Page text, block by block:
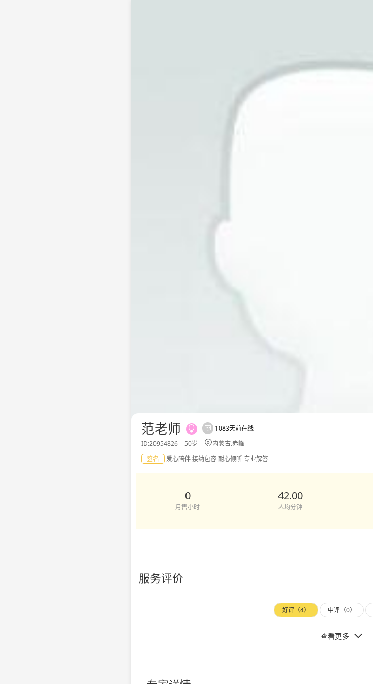
范老师  
1083天前在线
ID:20954826
50岁 内蒙古.赤峰
签名 爱心陪伴 接纳包容 耐心倾听 专业解答
0
月售小时
42.00
人均分钟
服务评价
好评（4） 中评（0）
查看更多 